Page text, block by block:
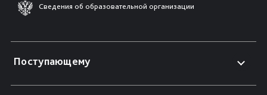
Сведения об образовательной организации
Поступающему